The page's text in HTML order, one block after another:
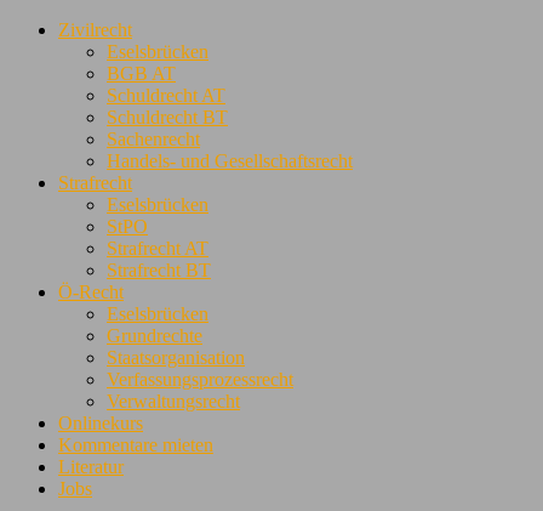
Zivilrecht
Eselsbrücken
BGB AT
Schuldrecht AT
Schuldrecht BT
Sachenrecht
Handels- und Gesellschaftsrecht
Strafrecht
Eselsbrücken
StPO
Strafrecht AT
Strafrecht BT
Ö-Recht
Eselsbrücken
Grundrechte
Staatsorganisation
Verfassungsprozessrecht
Verwaltungsrecht
Onlinekurs
Kommentare mieten
Literatur
Jobs